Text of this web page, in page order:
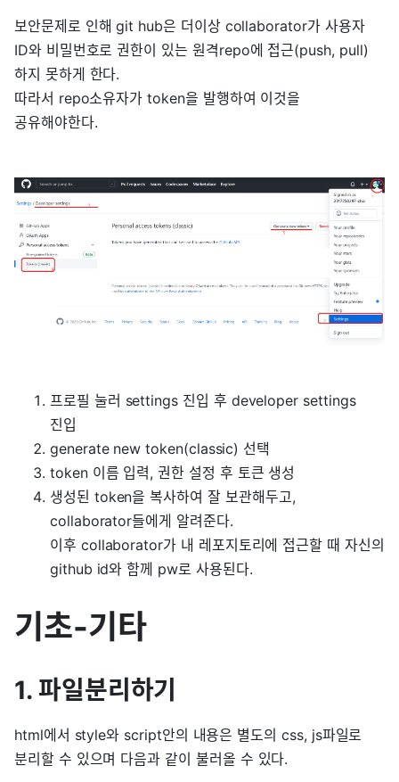
보안문제로 인해 git hub은 더이상 collaborator가 사용자
ID와 비밀번호로 권한이 있는 원격repo에 접근(push, pull)
하지 못하게 한다.
따라서 repo소유자가 token을 발행하여 이것을
공유해야한다.
프로필 눌러 settings 진입 후 developer settings
진입
generate new token(classic) 선택
token 이름 입력, 권한 설정 후 토큰 생성
생성된 token을 복사하여 잘 보관해두고,
collaborator들에게 알려준다.
이후 collaborator가 내 레포지토리에 접근할 때 자신의
github id와 함께 pw로 사용된다.
기초-기타
1. 파일분리하기
html에서 style와 script안의 내용은 별도의 css, js파일로
분리할 수 있으며 다음과 같이 불러올 수 있다.